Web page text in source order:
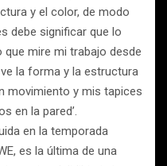
y el color, de modo
debe significar que lo
que mire mi trabajo desde
la forma y la estructura
movimiento y mis tapices
en la pared’.
en la temporada
es la última de una